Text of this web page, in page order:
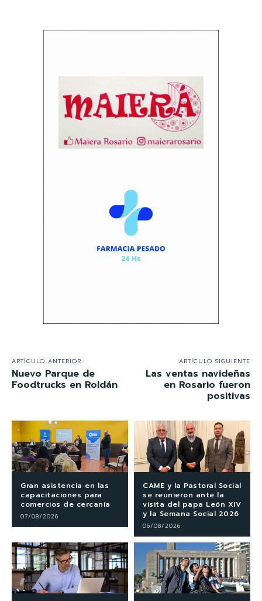
ARTÍCULO ANTERIOR
Nuevo Parque de
Foodtrucks en Roldán
ARTÍCULO SIGUIENTE
Las ventas navideñas
en Rosario fueron
positivas
Gran asistencia en las
capacitaciones para
comercios de cercanía
07/08/2026
CAME y la Pastoral Social
se reunieron ante la
visita del papa León XIV
y la Semana Social 2026
06/08/2026